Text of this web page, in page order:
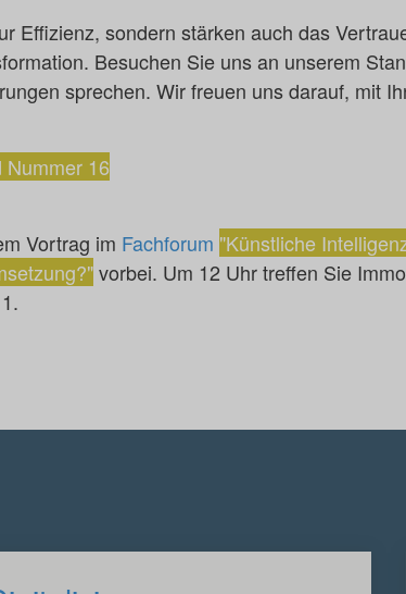
Effizienz, sondern stärken auch das
Besuchen Sie uns an unserem
sprechen. Wir freuen uns darauf, mit
Nummer 16
Vortrag im Fachforum "Künstliche
vorbei. Um 12 Uhr treffen Sie